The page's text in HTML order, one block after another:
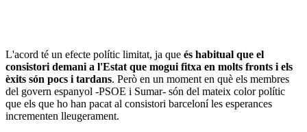
L'acord té un efecte polític limitat, ja que és habitual que el
consistori demani a l'Estat que mogui fitxa en molts fronts i els
èxits són pocs i tardans. Però en un moment en què els membres
del govern espanyol -PSOE i Sumar- són del mateix color polític
que els que ho han pacat al consistori barceloní les esperances
incrementen lleugerament.